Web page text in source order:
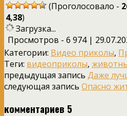
(Проголосовало -
4,38)
Загрузка...
Просмотров - 6 974 |
Категории: Видео приколы,
Теги: видеоприколы,
предыдущая запись Даже
следующая запись Опасно
комментариев 5